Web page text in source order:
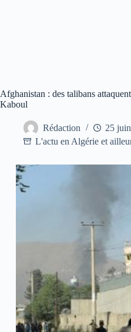
Afghanistan : des talibans
Kaboul
Rédaction
25
L'actu en Algérie et